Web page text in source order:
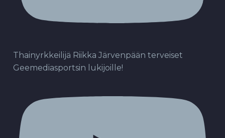
Thainyrkkeilijä Riikka Järvenpään terveiset
Geemediasportsin lukijoille!